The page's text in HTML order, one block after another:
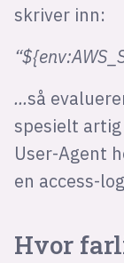
skriver inn:
...så
spesielt
User-Agent
en access-
Hvor